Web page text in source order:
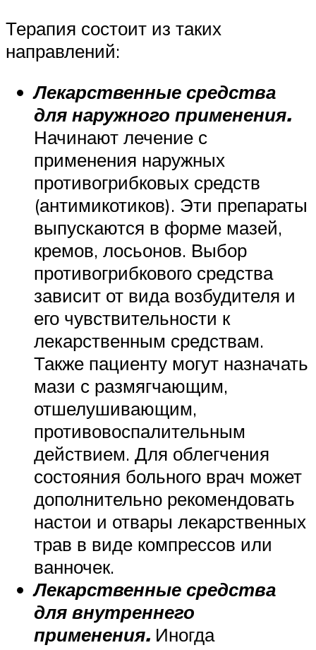
Терапия состоит из таких
направлений:
Лекарственные средства
для наружного применения.
Начинают лечение с
применения наружных
противогрибковых средств
(антимикотиков). Эти препараты
выпускаются в форме мазей,
кремов, лосьонов. Выбор
противогрибкового средства
зависит от вида возбудителя и
его чувствительности к
лекарственным средствам.
Также пациенту могут назначать
мази с размягчающим,
отшелушивающим,
противовоспалительным
действием. Для облегчения
состояния больного врач может
дополнительно рекомендовать
настои и отвары лекарственных
трав в виде компрессов или
ванночек.
Лекарственные средства
для внутреннего
применения. Иногда